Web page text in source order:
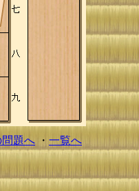
問題へ ・ 一覧へ